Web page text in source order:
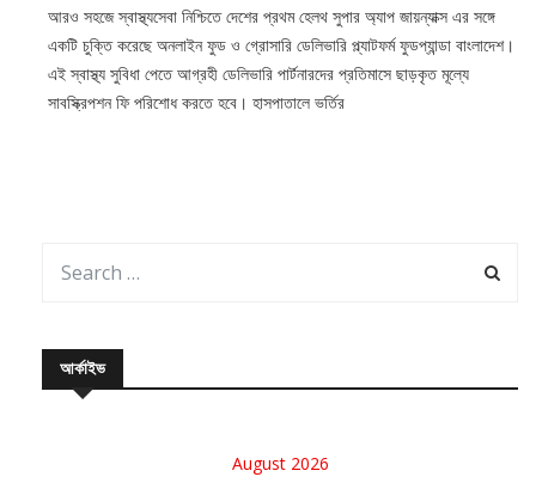
আরও সহজে স্বাস্থ্যসেবা নিশ্চিতে দেশের প্রথম হেলথ সুপার অ্যাপ জায়ন্যাক্স এর সঙ্গে
একটি চুক্তি করেছে অনলাইন ফুড ও গ্রোসারি ডেলিভারি প্ল্যাটফর্ম ফুডপ্যান্ডা বাংলাদেশ।
এই স্বাস্থ্য সুবিধা পেতে আগ্রহী ডেলিভারি পার্টনারদের প্রতিমাসে ছাড়কৃত মূল্যে
সাবস্ক্রিপশন ফি পরিশোধ করতে হবে। হাসপাতালে ভর্তির
আর্কাইভ
August 2026